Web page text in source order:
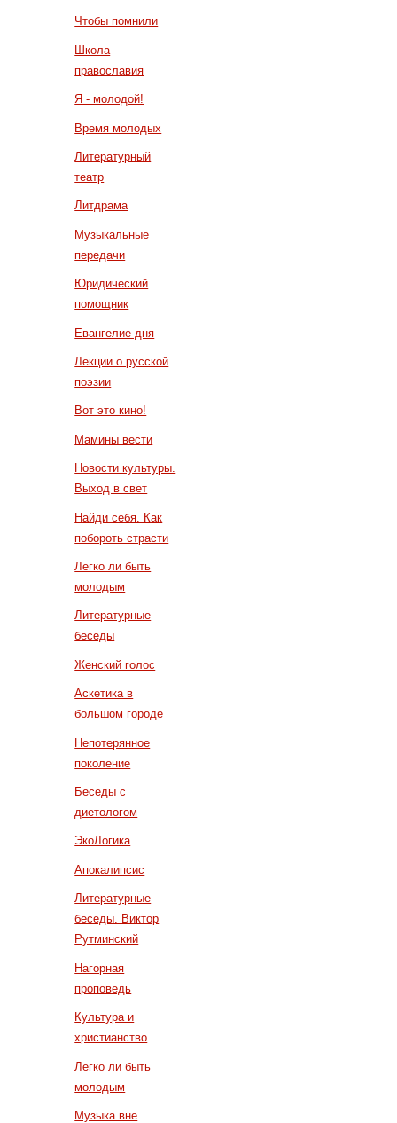
Чтобы помнили
Школа
православия
Я - молодой!
Время молодых
Литературный
театр
Литдрама
Музыкальные
передачи
Юридический
помощник
Евангелие дня
Лекции о русской
поэзии
Вот это кино!
Мамины вести
Новости культуры.
Выход в свет
Найди себя. Как
побороть страсти
Легко ли быть
молодым
Литературные
беседы
Женский голос
Аскетика в
большом городе
Непотерянное
поколение
Беседы с
диетологом
ЭкоЛогика
Апокалипсис
Литературные
беседы. Виктор
Рутминский
Нагорная
проповедь
Культура и
христианство
Легко ли быть
молодым
Музыка вне